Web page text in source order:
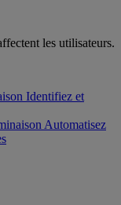
les utilisateurs.
Identifiez et
Automatisez